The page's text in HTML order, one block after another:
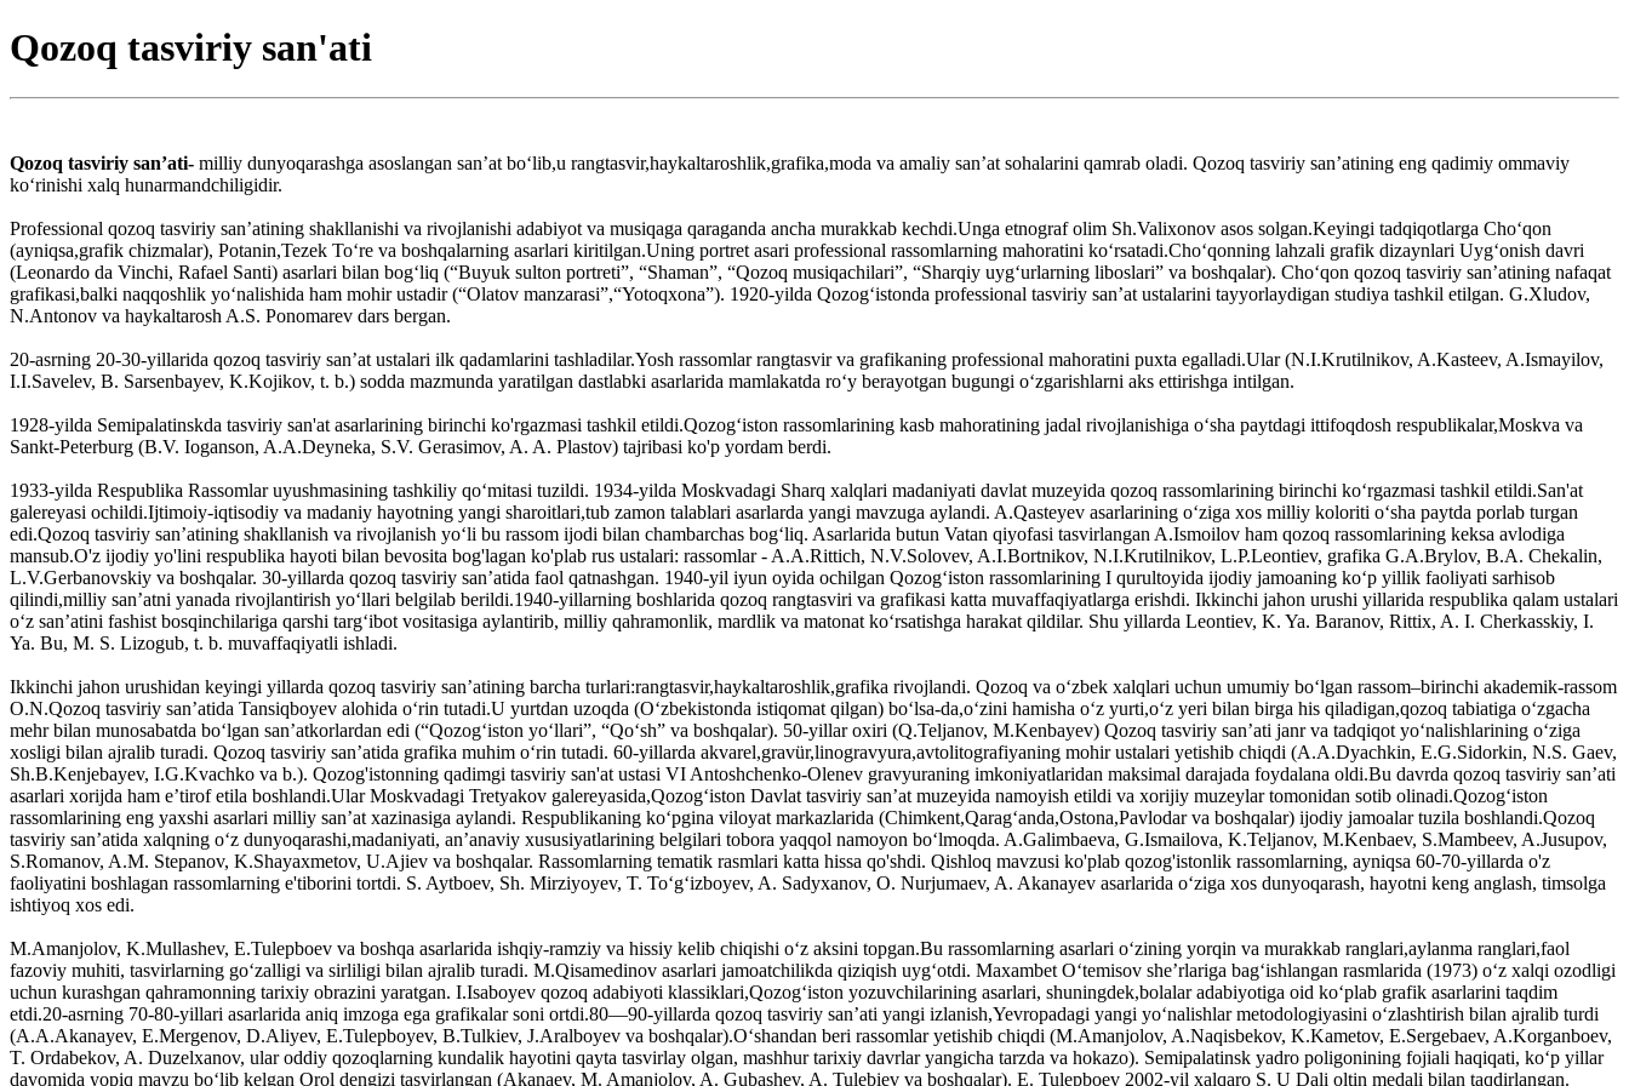
Qozoq tasviriy san'ati
Qozoq tasviriy sanʼati- milliy dunyoqarashga asoslangan sanʼat boʻlib,u rangtasvir,haykaltaroshlik,grafika,moda va amaliy sanʼat sohalarini qamrab oladi. Qozoq tasviriy sanʼatining eng qadimiy ommaviy
koʻrinishi xalq hunarmandchiligidir.
Professional qozoq tasviriy san’atining shakllanishi va rivojlanishi adabiyot va musiqaga qaraganda ancha murakkab kechdi.Unga etnograf olim Sh.Valixonov asos solgan.Keyingi tadqiqotlarga Choʻqon
(ayniqsa,grafik chizmalar), Potanin,Tezek Toʻre va boshqalarning asarlari kiritilgan.Uning portret asari professional rassomlarning mahoratini koʻrsatadi.Choʻqonning lahzali grafik dizaynlari Uygʻonish davri
(Leonardo da Vinchi, Rafael Santi) asarlari bilan bogʻliq (“Buyuk sulton portreti”, “Shaman”, “Qozoq musiqachilari”, “Sharqiy uygʻurlarning liboslari” va boshqalar). Choʻqon qozoq tasviriy san’atining nafaqat
grafikasi,balki naqqoshlik yoʻnalishida ham mohir ustadir (“Olatov manzarasi”,“Yotoqxona”). 1920-yilda Qozogʻistonda professional tasviriy sanʼat ustalarini tayyorlaydigan studiya tashkil etilgan. G.Xludov,
N.Antonov va haykaltarosh A.S. Ponomarev dars bergan.
20-asrning 20-30-yillarida qozoq tasviriy sanʼat ustalari ilk qadamlarini tashladilar.Yosh rassomlar rangtasvir va grafikaning professional mahoratini puxta egalladi.Ular (N.I.Krutilnikov, A.Kasteev, A.Ismayilov,
I.I.Savelev, B. Sarsenbayev, K.Kojikov, t. b.) sodda mazmunda yaratilgan dastlabki asarlarida mamlakatda roʻy berayotgan bugungi oʻzgarishlarni aks ettirishga intilgan.
1928-yilda Semipalatinskda tasviriy san'at asarlarining birinchi ko'rgazmasi tashkil etildi.Qozogʻiston rassomlarining kasb mahoratining jadal rivojlanishiga oʻsha paytdagi ittifoqdosh respublikalar,Moskva va
Sankt-Peterburg (B.V. Ioganson, A.A.Deyneka, S.V. Gerasimov, A. A. Plastov) tajribasi ko'p yordam berdi.
1933-yilda Respublika Rassomlar uyushmasining tashkiliy qoʻmitasi tuzildi. 1934-yilda Moskvadagi Sharq xalqlari madaniyati davlat muzeyida qozoq rassomlarining birinchi koʻrgazmasi tashkil etildi.San'at
galereyasi ochildi.Ijtimoiy-iqtisodiy va madaniy hayotning yangi sharoitlari,tub zamon talablari asarlarda yangi mavzuga aylandi. A.Qasteyev asarlarining oʻziga xos milliy koloriti oʻsha paytda porlab turgan
edi.Qozoq tasviriy san’atining shakllanish va rivojlanish yoʻli bu rassom ijodi bilan chambarchas bogʻliq. Asarlarida butun Vatan qiyofasi tasvirlangan A.Ismoilov ham qozoq rassomlarining keksa avlodiga
mansub.O'z ijodiy yo'lini respublika hayoti bilan bevosita bog'lagan ko'plab rus ustalari: rassomlar - A.A.Rittich, N.V.Solovev, A.I.Bortnikov, N.I.Krutilnikov, L.P.Leontiev, grafika G.A.Brylov, B.A. Chekalin,
L.V.Gerbanovskiy va boshqalar. 30-yillarda qozoq tasviriy sanʼatida faol qatnashgan. 1940-yil iyun oyida ochilgan Qozogʻiston rassomlarining I qurultoyida ijodiy jamoaning koʻp yillik faoliyati sarhisob
qilindi,milliy san’atni yanada rivojlantirish yoʻllari belgilab berildi.1940-yillarning boshlarida qozoq rangtasviri va grafikasi katta muvaffaqiyatlarga erishdi. Ikkinchi jahon urushi yillarida respublika qalam ustalari
oʻz san’atini fashist bosqinchilariga qarshi targʻibot vositasiga aylantirib, milliy qahramonlik, mardlik va matonat koʻrsatishga harakat qildilar. Shu yillarda Leontiev, K. Ya. Baranov, Rittix, A. I. Cherkasskiy, I.
Ya. Bu, M. S. Lizogub, t. b. muvaffaqiyatli ishladi.
Ikkinchi jahon urushidan keyingi yillarda qozoq tasviriy sanʼatining barcha turlari:rangtasvir,haykaltaroshlik,grafika rivojlandi. Qozoq va oʻzbek xalqlari uchun umumiy boʻlgan rassom–birinchi akademik-rassom
O.N.Qozoq tasviriy san’atida Tansiqboyev alohida oʻrin tutadi.U yurtdan uzoqda (Oʻzbekistonda istiqomat qilgan) boʻlsa-da,oʻzini hamisha oʻz yurti,oʻz yeri bilan birga his qiladigan,qozoq tabiatiga oʻzgacha
mehr bilan munosabatda boʻlgan san’atkorlardan edi (“Qozogʻiston yoʻllari”, “Qoʻsh” va boshqalar). 50-yillar oxiri (Q.Teljanov, M.Kenbayev) Qozoq tasviriy sanʼati janr va tadqiqot yoʻnalishlarining oʻziga
xosligi bilan ajralib turadi. Qozoq tasviriy sanʼatida grafika muhim oʻrin tutadi. 60-yillarda akvarel,gravür,linogravyura,avtolitografiyaning mohir ustalari yetishib chiqdi (A.A.Dyachkin, E.G.Sidorkin, N.S. Gaev,
Sh.B.Kenjebayev, I.G.Kvachko va b.). Qozog'istonning qadimgi tasviriy san'at ustasi VI Antoshchenko-Olenev gravyuraning imkoniyatlaridan maksimal darajada foydalana oldi.Bu davrda qozoq tasviriy san’ati
asarlari xorijda ham e’tirof etila boshlandi.Ular Moskvadagi Tretyakov galereyasida,Qozogʻiston Davlat tasviriy san’at muzeyida namoyish etildi va xorijiy muzeylar tomonidan sotib olinadi.Qozogʻiston
rassomlarining eng yaxshi asarlari milliy san’at xazinasiga aylandi. Respublikaning koʻpgina viloyat markazlarida (Chimkent,Qaragʻanda,Ostona,Pavlodar va boshqalar) ijodiy jamoalar tuzila boshlandi.Qozoq
tasviriy san’atida xalqning oʻz dunyoqarashi,madaniyati, an’anaviy xususiyatlarining belgilari tobora yaqqol namoyon boʻlmoqda. A.Galimbaeva, G.Ismailova, K.Teljanov, M.Kenbaev, S.Mambeev, A.Jusupov,
S.Romanov, A.M. Stepanov, K.Shayaxmetov, U.Ajiev va boshqalar. Rassomlarning tematik rasmlari katta hissa qo'shdi. Qishloq mavzusi ko'plab qozog'istonlik rassomlarning, ayniqsa 60-70-yillarda o'z
faoliyatini boshlagan rassomlarning e'tiborini tortdi. S. Aytboev, Sh. Mirziyoyev, T. Toʻgʻizboyev, A. Sadyxanov, O. Nurjumaev, A. Akanayev asarlarida oʻziga xos dunyoqarash, hayotni keng anglash, timsolga
ishtiyoq xos edi.
M.Amanjolov, K.Mullashev, E.Tulepboev va boshqa asarlarida ishqiy-ramziy va hissiy kelib chiqishi oʻz aksini topgan.Bu rassomlarning asarlari oʻzining yorqin va murakkab ranglari,aylanma ranglari,faol
fazoviy muhiti, tasvirlarning goʻzalligi va sirliligi bilan ajralib turadi. M.Qisamedinov asarlari jamoatchilikda qiziqish uygʻotdi. Maxambet Oʻtemisov sheʼrlariga bagʻishlangan rasmlarida (1973) oʻz xalqi ozodligi
uchun kurashgan qahramonning tarixiy obrazini yaratgan. I.Isaboyev qozoq adabiyoti klassiklari,Qozogʻiston yozuvchilarining asarlari, shuningdek,bolalar adabiyotiga oid koʻplab grafik asarlarini taqdim
etdi.20-asrning 70-80-yillari asarlarida aniq imzoga ega grafikalar soni ortdi.80—90-yillarda qozoq tasviriy sanʼati yangi izlanish,Yevropadagi yangi yoʻnalishlar metodologiyasini oʻzlashtirish bilan ajralib turdi
(A.A.Akanayev, E.Mergenov, D.Aliyev, E.Tulepboyev, B.Tulkiev, J.Aralboyev va boshqalar).Oʻshandan beri rassomlar yetishib chiqdi (M.Amanjolov, A.Naqisbekov, K.Kametov, E.Sergebaev, A.Korganboev,
T. Ordabekov, A. Duzelxanov, ular oddiy qozoqlarning kundalik hayotini qayta tasvirlay olgan, mashhur tarixiy davrlar yangicha tarzda va hokazo). Semipalatinsk yadro poligonining fojiali haqiqati, koʻp yillar
davomida yopiq mavzu boʻlib kelgan Orol dengizi tasvirlangan (Akanaev, M. Amanjolov, A. Gubashev, A. Tulebiev va boshqalar). E. Tulepboev 2002-yil xalqaro S. U Dali oltin medali bilan taqdirlangan.